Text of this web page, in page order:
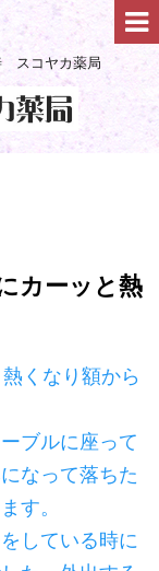
スコヤカ薬局
カーッと熱
くなり額から
ブルに座って
なって落ちた
す。
している時に